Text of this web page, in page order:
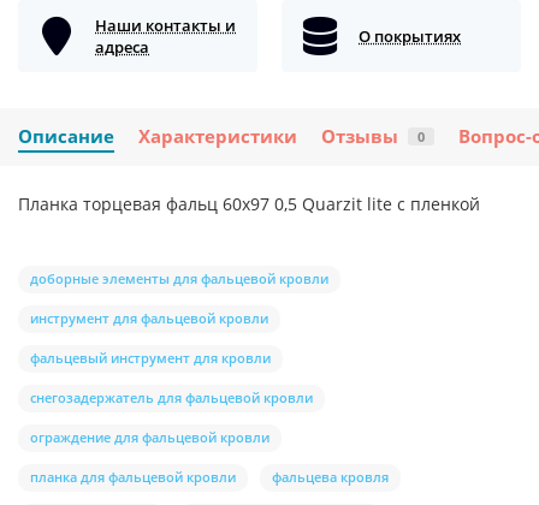
Наши контакты и
адреса
О покрытиях
Описание Характеристики Отзывы 0 Вопрос-
Планка торцевая фальц 60х97 0,5 Quarzit lite с пленкой
доборные элементы для фальцевой кровли
инструмент для фальцевой кровли
фальцевый инструмент для кровли
снегозадержатель для фальцевой кровли
ограждение для фальцевой кровли
планка для фальцевой кровли фальцева кровля